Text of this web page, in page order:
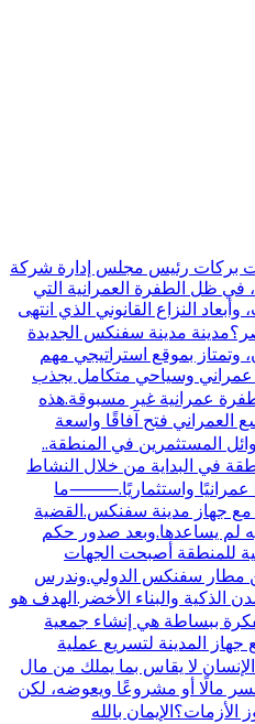
بركات رئيس مجلس إدارة شركة
في ظل الطفرة العمرانية التي
النزاع القانوني الذي انتهى
مدينة سفنكس الجديدة
2018، وهي واحدة من مدن الجيل الرابع التي تمثل امتدادًا عمرانيًا مهمًا غرب القاهرة.مساحة المدينة تقارب 60 ألف فدان، وتمتاز بموقع استراتيجي مهم
عمراني وسياحي متكامل يجذب
عمرانية غير مسبوقة.هذه
العمراني فتح آفاقًا واسعة
المستثمرين في المنطقة..
المنطقة في البداية من خلال النشاط
عمرانيًا واستثماريًا.⸻ما
مع جهاز مدينة سفنكس.القضية
في القضيه قانونيه لم يساعدها.وبعد صدور حكم
للمنطقة أصبحت الجهات
مشروع الباشوات في سفنكس الجديدة؟المشروع مقام على مساحة تقارب 250 فدانًا بالقرب من مطار سفنكس الدولي.وندرس
والبناء الأخضر.الهدف هو
ببساطة هي إنشاء جمعية
المدينة لتسريع عملية
لا يقاس بما يملك من مال
مالًا أو مشروعًا ويعوضه، لكن
بالله